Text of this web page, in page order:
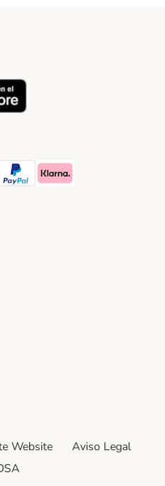
Method
Method
Payment Method
PayPal Payment Method
Klarna Payment Method
Method
Method
Website
Aviso Legal